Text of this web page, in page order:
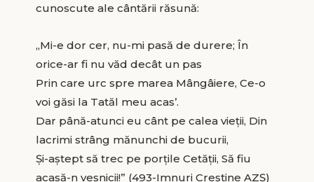
cunoscute ale cântării răsună:
„Mi-e dor cer, nu-mi pasă de durere; În
orice-ar fi nu văd decât un pas
Prin care urc spre marea Mângâiere, Ce-o
voi găsi la Tatăl meu acas’.
Dar până-atunci eu cânt pe calea vieții, Din
lacrimi strâng mănunchi de bucurii,
Și-aștept să trec pe porțile Cetății, Să fiu
acasă-n veșnicii!” (493-Imnuri Creștine AZȘ)